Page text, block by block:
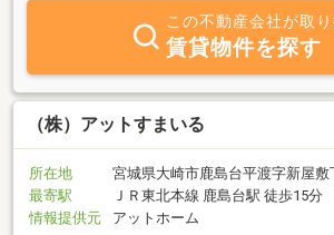
ハウスが手掛けたものばかりだからです。不
密接な関係にあるからこそ実現できるサービ
この不動産会社が取り
賃貸物件を探す
（株）アットすまいる
所在地
宮城県大崎市鹿島台平渡字新屋敷
最寄駅
ＪＲ東北本線 鹿島台駅 徒歩15分
情報提供元
アットホーム